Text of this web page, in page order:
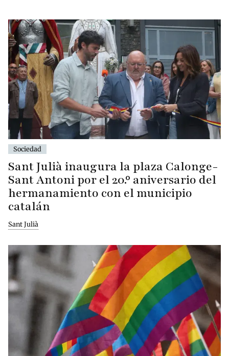
Sociedad
Sant Julià inaugura la plaza Calonge-
Sant Antoni por el 20.º aniversario del
hermanamiento con el municipio
catalán
Sant Julià